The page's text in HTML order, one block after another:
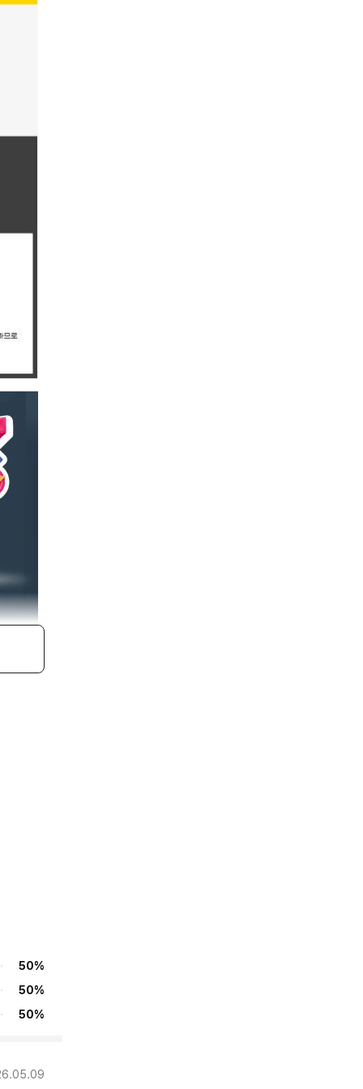
50%
50%
50%